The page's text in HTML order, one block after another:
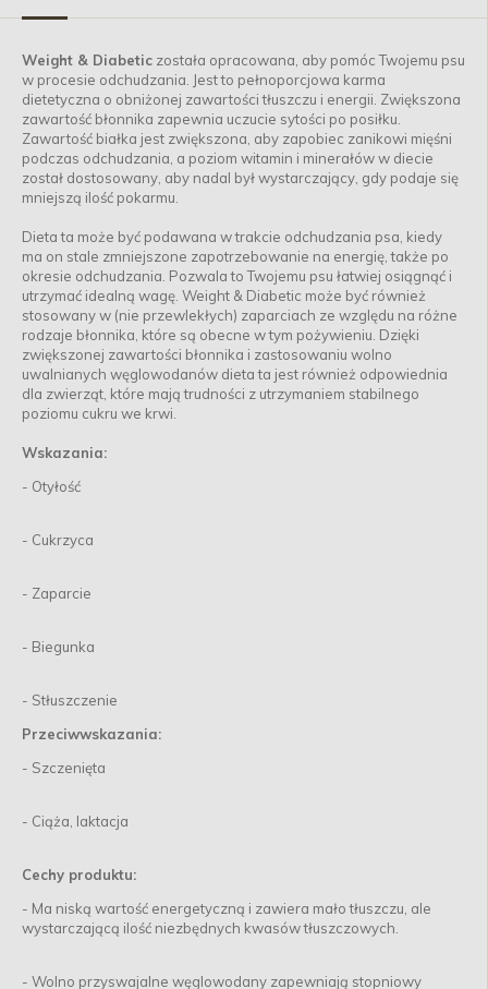
Weight & Diabetic została opracowana, aby pomóc Twojemu psu
w procesie odchudzania. Jest to pełnoporcjowa karma
dietetyczna o obniżonej zawartości tłuszczu i energii. Zwiększona
zawartość błonnika zapewnia uczucie sytości po posiłku.
Zawartość białka jest zwiększona, aby zapobiec zanikowi mięśni
podczas odchudzania, a poziom witamin i minerałów w diecie
został dostosowany, aby nadal był wystarczający, gdy podaje się
mniejszą ilość pokarmu.
Dieta ta może być podawana w trakcie odchudzania psa, kiedy
ma on stale zmniejszone zapotrzebowanie na energię, także po
okresie odchudzania. Pozwala to Twojemu psu łatwiej osiągnąć i
utrzymać idealną wagę. Weight & Diabetic może być również
stosowany w (nie przewlekłych) zaparciach ze względu na różne
rodzaje błonnika, które są obecne w tym pożywieniu. Dzięki
zwiększonej zawartości błonnika i zastosowaniu wolno
uwalnianych węglowodanów dieta ta jest również odpowiednia
dla zwierząt, które mają trudności z utrzymaniem stabilnego
poziomu cukru we krwi.
Wskazania:
- Otyłość
- Cukrzyca
- Zaparcie
- Biegunka
- Stłuszczenie
Przeciwwskazania:
- Szczenięta
- Ciąża, laktacja
Cechy produktu:
- Ma niską wartość energetyczną i zawiera mało tłuszczu, ale
wystarczającą ilość niezbędnych kwasów tłuszczowych.
- Wolno przyswajalne węglowodany zapewniają stopniowy